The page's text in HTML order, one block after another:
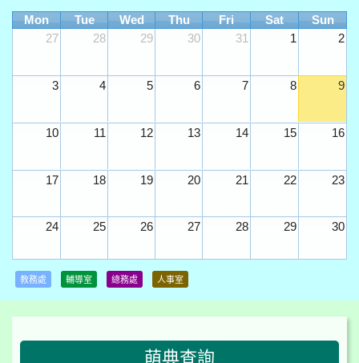
Mon Tue Wed Thu Fri Sat
Sun
27
28 29 30 31 1 2
3 4 5 6 7 8 9
10 11 12 13 14 15 16
17 18 19 20 21 22 23
24 25 26 27 28 29 30
31 2
教務處 輔導室 總務處 人事室
萌典查詢